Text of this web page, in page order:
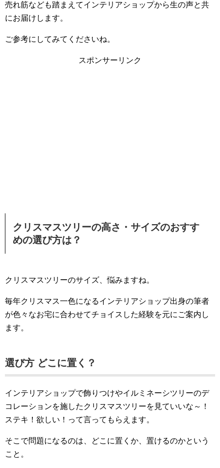
売れ筋なども踏まえてインテリアショップから生の声と共
にお届けします。
ご参考にしてみてくださいね。
スポンサーリンク
クリスマスツリーの高さ・サイズのおすす
めの選び方は？
クリスマスツリーのサイズ、悩みますね。
毎年クリスマス一色になるインテリアショップ出身の筆者
が色々なお宅に合わせてチョイスした経験を元にご案内し
ます。
選び方 どこに置く？
インテリアショップで飾りつけやイルミネーシツリーのデ
コレーションを施したクリスマスツリーを見ていいな～！
ステキ！欲しい！って言ってもらえます。
そこで問題になるのは、どこに置くか、置けるのかという
こと。